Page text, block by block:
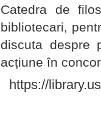
Catedra de
bibliotecari,
discuta despre
acțiune în
https://